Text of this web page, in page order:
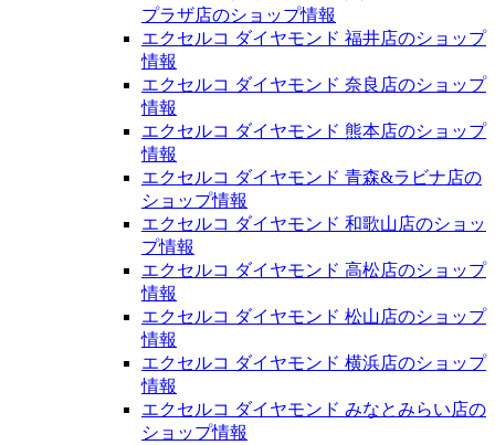
プラザ店のショップ情報
エクセルコ ダイヤモンド 福井店のショップ
情報
エクセルコ ダイヤモンド 奈良店のショップ
情報
エクセルコ ダイヤモンド 熊本店のショップ
情報
エクセルコ ダイヤモンド 青森&ラビナ店の
ショップ情報
エクセルコ ダイヤモンド 和歌山店のショッ
プ情報
エクセルコ ダイヤモンド 高松店のショップ
情報
エクセルコ ダイヤモンド 松山店のショップ
情報
エクセルコ ダイヤモンド 横浜店のショップ
情報
エクセルコ ダイヤモンド みなとみらい店の
ショップ情報